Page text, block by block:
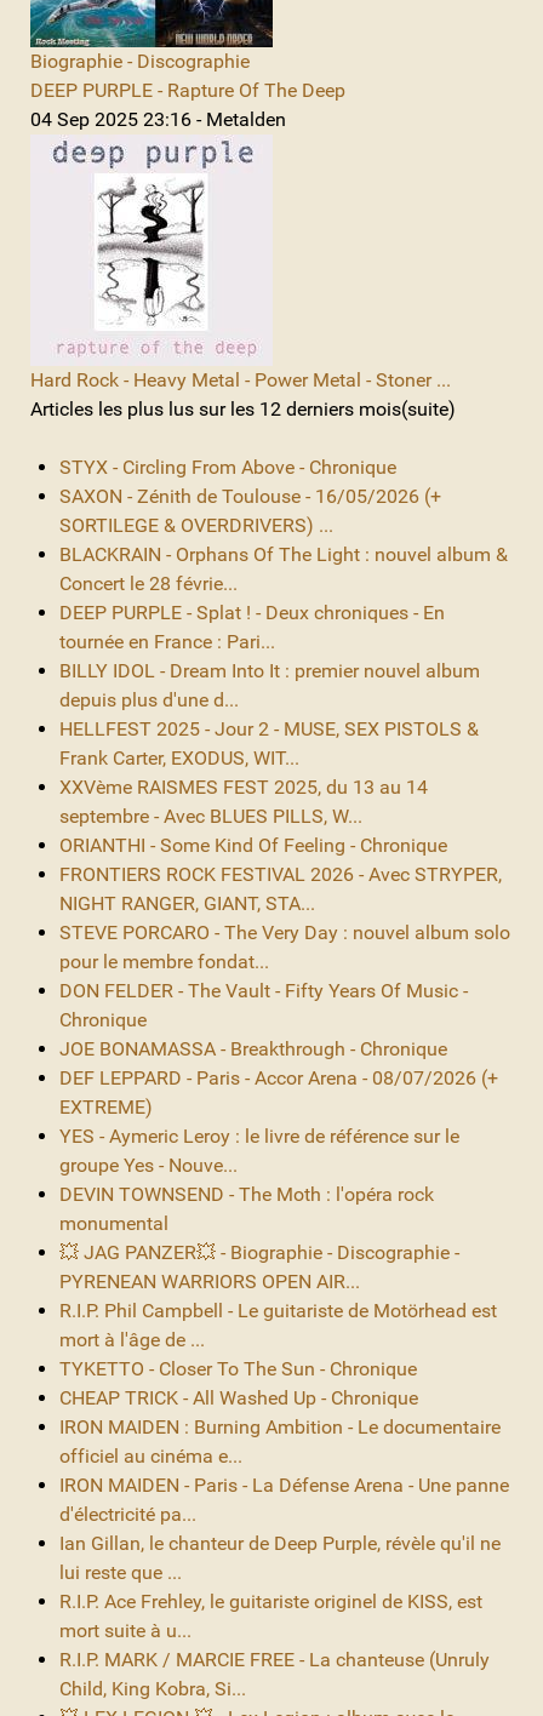
Biographie - Discographie
DEEP PURPLE - Rapture Of The Deep
04 Sep 2025 23:16 - Metalden
Hard Rock - Heavy Metal - Power Metal - Stoner ...
Articles les plus lus sur les 12 derniers mois(suite)
STYX - Circling From Above - Chronique
SAXON - Zénith de Toulouse - 16/05/2026 (+
SORTILEGE & OVERDRIVERS) ...
BLACKRAIN - Orphans Of The Light : nouvel album &
Concert le 28 févrie...
DEEP PURPLE - Splat ! - Deux chroniques - En
tournée en France : Pari...
BILLY IDOL - Dream Into It : premier nouvel album
depuis plus d'une d...
HELLFEST 2025 - Jour 2 - MUSE, SEX PISTOLS &
Frank Carter, EXODUS, WIT...
XXVème RAISMES FEST 2025, du 13 au 14
septembre - Avec BLUES PILLS, W...
ORIANTHI - Some Kind Of Feeling - Chronique
FRONTIERS ROCK FESTIVAL 2026 - Avec STRYPER,
NIGHT RANGER, GIANT, STA...
STEVE PORCARO - The Very Day : nouvel album solo
pour le membre fondat...
DON FELDER - The Vault - Fifty Years Of Music -
Chronique
JOE BONAMASSA - Breakthrough - Chronique
DEF LEPPARD - Paris - Accor Arena - 08/07/2026 (+
EXTREME)
YES - Aymeric Leroy : le livre de référence sur le
groupe Yes - Nouve...
DEVIN TOWNSEND - The Moth : l'opéra rock
monumental
💥 JAG PANZER💥 - Biographie - Discographie -
PYRENEAN WARRIORS OPEN AIR...
R.I.P. Phil Campbell - Le guitariste de Motörhead est
mort à l'âge de ...
TYKETTO - Closer To The Sun - Chronique
CHEAP TRICK - All Washed Up - Chronique
IRON MAIDEN : Burning Ambition - Le documentaire
officiel au cinéma e...
IRON MAIDEN - Paris - La Défense Arena - Une panne
d'électricité pa...
Ian Gillan, le chanteur de Deep Purple, révèle qu'il ne
lui reste que ...
R.I.P. Ace Frehley, le guitariste originel de KISS, est
mort suite à u...
R.I.P. MARK / MARCIE FREE - La chanteuse (Unruly
Child, King Kobra, Si...